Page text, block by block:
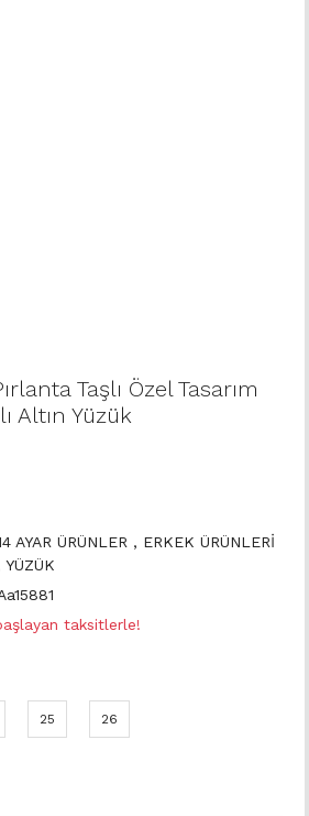
Taşlı Özel Tasarım
Altın Yüzük
AYAR ÜRÜNLER , ERKEK ÜRÜNLERİ
YÜZÜK
taksitlerle!
25 26